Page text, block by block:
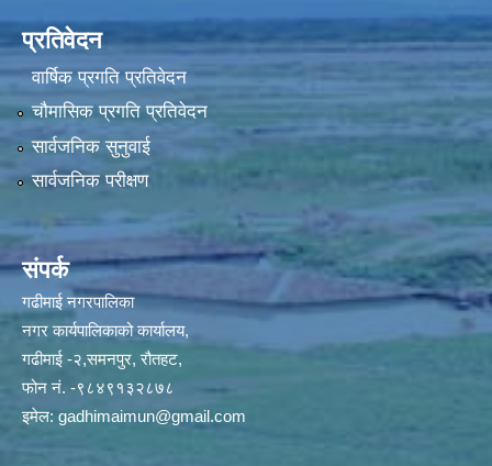
प्रतिवेदन
वार्षिक प्रगति प्रतिवेदन
चौमासिक प्रगति प्रतिवेदन
सार्वजनिक सुनुवाई
सार्वजनिक परीक्षण
संपर्क
गढीमाई नगरपालिका
नगर कार्यपालिकाको कार्यालय,
गढीमाई -२,समनपुर, रौतहट,
फोन नं. -९८४९१३२८७८
इमेल: gadhimaimun@gmail.com